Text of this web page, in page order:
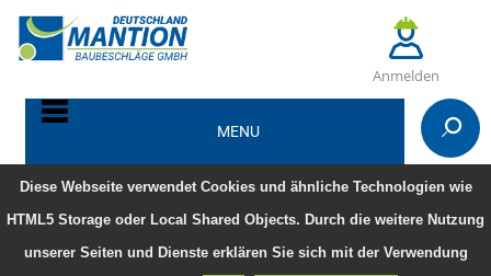
Diese Webseite verwendet Cookies und ähnliche Technologien wie
HTML5 Storage oder Local Shared Objects. Durch die weitere Nutzung
unserer Seiten und Dienste erklären Sie sich mit der Verwendung
Anmelden
MENU